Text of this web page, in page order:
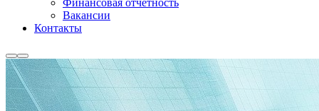
Финансовая отчетность
Вакансии
Контакты